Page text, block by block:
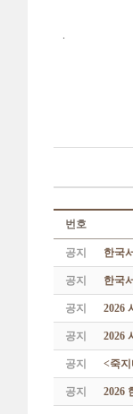
.
번호
공지 한국
공지 한국
공지 2026
공지 2026
공지 <죽
공지 2026